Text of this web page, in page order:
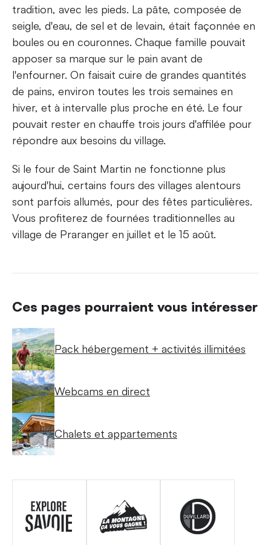
tradition, avec les pieds. La pâte, composée de
seigle, d'eau, de sel et de levain, était façonnée en
boules ou en couronnes. Chaque famille pouvait
apposer sa marque sur le pain avant de
l'enfourner. On faisait cuire de grandes quantités
de pains, environ toutes les trois semaines en
hiver, et à intervalle plus proche en été. Le four
pouvait rester en chauffe trois jours d'affilée pour
répondre aux besoins du village.
Si le four de Saint Martin ne fonctionne plus
aujourd'hui, certains fours des villages alentours
sont parfois allumés, pour des fêtes particulières.
Vous profiterez de fournées traditionnelles au
village de Praranger en juillet et le 15 août.
Ces pages pourraient vous intéresser
Pack hébergement + activités illimitées
Webcams en direct
Chalets et appartements